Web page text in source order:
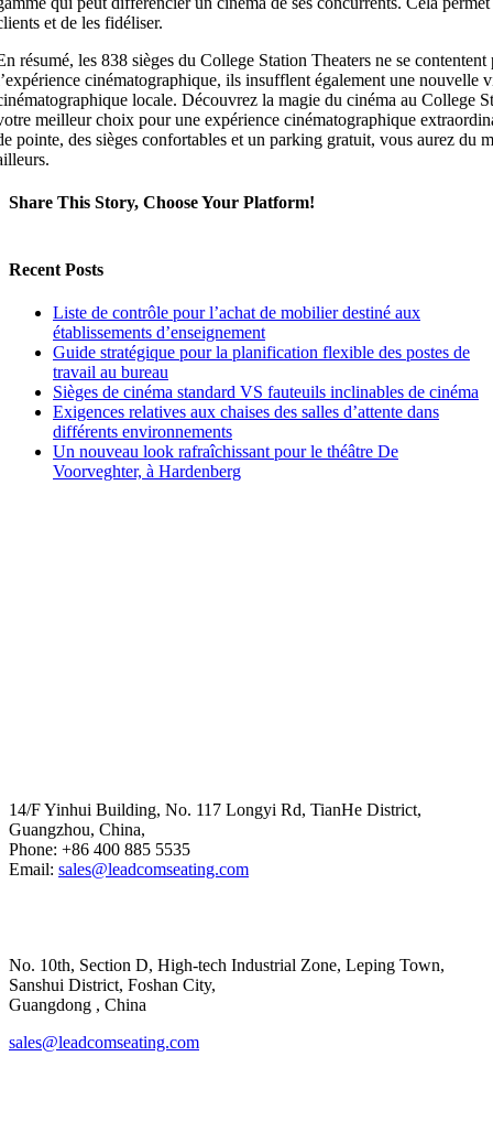
et de les fidéliser.
résumé, les 838 sièges du College Station Theaters ne se contentent
cinématographique, ils insufflent également une nouvelle
locale. Découvrez la magie du cinéma au College
meilleur choix pour une expérience cinématographique
pointe, des sièges confortables et un parking gratuit, vous aurez du
Share This Story, Choose Your Platform!
Recent Posts
Liste de contrôle pour l’achat de mobilier destiné aux
établissements d’enseignement
Guide stratégique pour la planification flexible des postes de
travail au bureau
Sièges de cinéma standard VS fauteuils inclinables de cinéma
Exigences relatives aux chaises des salles d’attente dans
différents environnements
Un nouveau look rafraîchissant pour le théâtre De
Voorveghter, à Hardenberg
14/F Yinhui Building, No. 117 Longyi Rd, TianHe District,
Guangzhou, China,
Phone: +86 400 885 5535
Email: sales@leadcomseating.com
No. 10th, Section D, High-tech Industrial Zone, Leping Town,
Sanshui District, Foshan City,
​​​​​​​Guangdong , China
sales@leadcomseating.com